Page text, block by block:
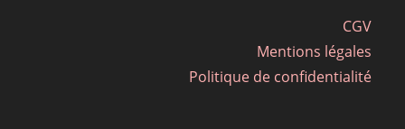
CGV
Mentions légales
Politique de confidentialité